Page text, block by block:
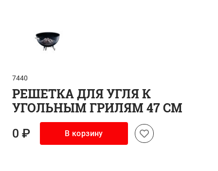
7440
РЕШЕТКА ДЛЯ УГЛЯ К
УГОЛЬНЫМ ГРИЛЯМ 47 СМ
0 ₽ В корзину